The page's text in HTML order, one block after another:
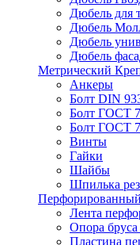
Дюбель для
Дюбель
Дюбель
Дюбель
Метрический
Анкеры
Болт DIN
Болт ГОСТ
Болт ГОСТ
Винты
Гайки
Шайбы
Шпилька
Лента
Опора
Пластина